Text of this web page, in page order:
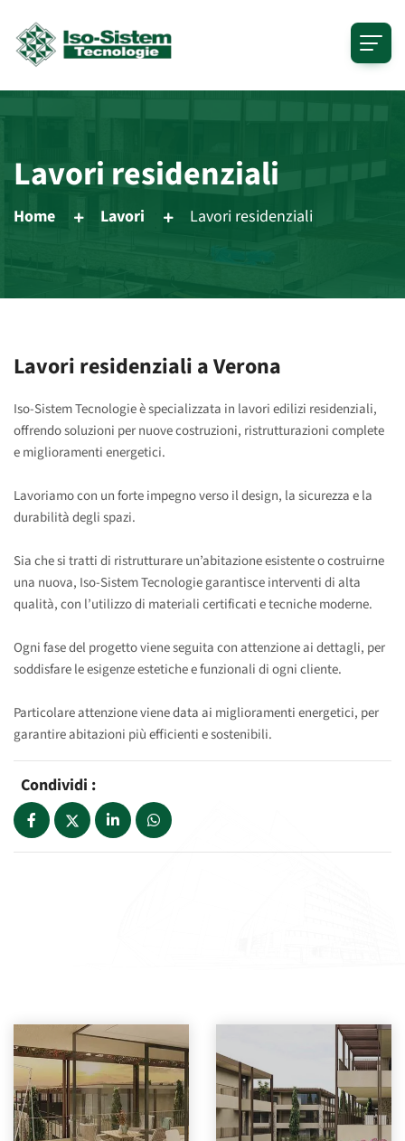
Lavori residenziali
Home Lavori Lavori residenziali
Lavori residenziali a Verona
Iso-Sistem Tecnologie è specializzata in lavori edilizi residenziali,
offrendo soluzioni per nuove costruzioni, ristrutturazioni complete
e miglioramenti energetici.
Lavoriamo con un forte impegno verso il design, la sicurezza e la
durabilità degli spazi.
Sia che si tratti di ristrutturare un’abitazione esistente o costruirne
una nuova, Iso-Sistem Tecnologie garantisce interventi di alta
qualità, con l’utilizzo di materiali certificati e tecniche moderne.
Ogni fase del progetto viene seguita con attenzione ai dettagli, per
soddisfare le esigenze estetiche e funzionali di ogni cliente.
Particolare attenzione viene data ai miglioramenti energetici, per
garantire abitazioni più efficienti e sostenibili.
Condividi :